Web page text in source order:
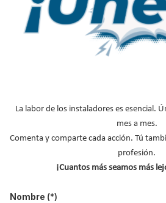
Asociación Nacional de Empresas de
ANERR , pone en marcha una nueva
Circuito de la Rehabilitación
. El objetivo es acercar al
todos los servicios disponibles en cada
La labor de los instaladores es esencial.
mes a mes.
Comenta y comparte cada acción. Tú
profesión.
¡Cuantos más seamos más
Nombre (*)